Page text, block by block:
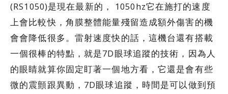
(RS1050)是現在最新的， 1050hz它在施打的速度
上會比較快，角膜整體能量殘留造成額外傷害的機
會會降低很多。雷射速度快的話，這機台還有搭載
一個很棒的特點，就是7D眼球追蹤的技術，因為人
的眼睛就算你固定盯著一個地方看，它還是會有些
微的震顫跟異動，7D眼球追蹤，時間是可以做到預